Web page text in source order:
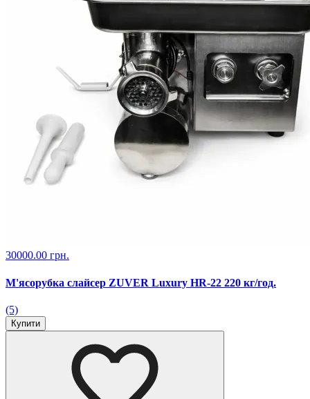
30000.00 грн.
М'ясорубка слайсер ZUVER Luxury HR-22 220 кг/год.
(5)
Купити